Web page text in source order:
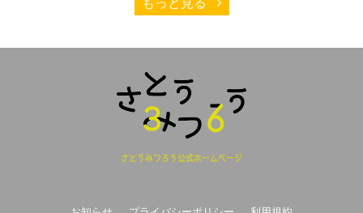
さとうみつろう公式ホームページ